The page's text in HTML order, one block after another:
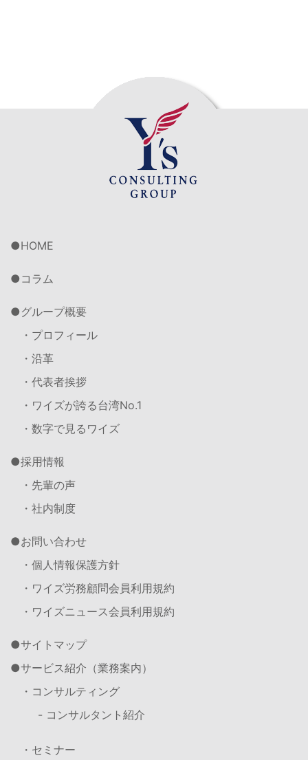
HOME
コラム
グループ概要
・プロフィール
・沿革
・代表者挨拶
・ワイズが誇る台湾No.1
・数字で見るワイズ
採用情報
・先輩の声
・社内制度
お問い合わせ
・個人情報保護方針
・ワイズ労務顧問会員利用規約
・ワイズニュース会員利用規約
サイトマップ
サービス紹介（業務案内）
・コンサルティング
- コンサルタント紹介
・セミナー